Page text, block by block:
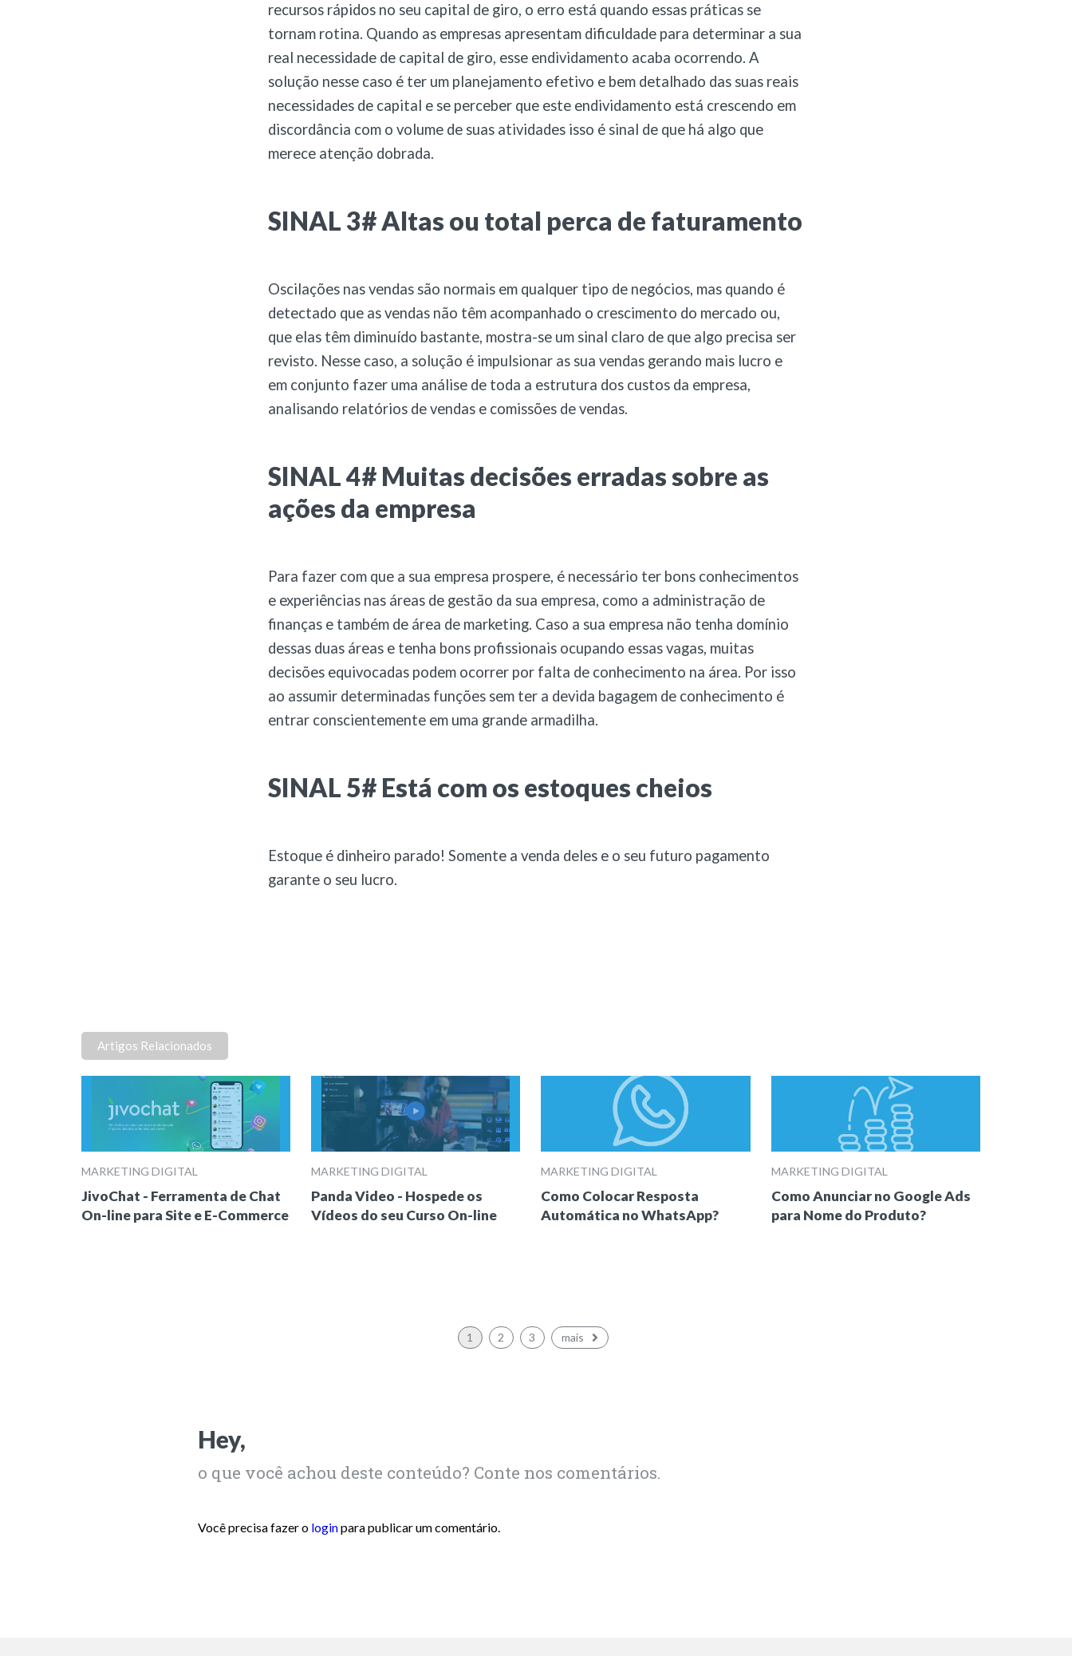
recursos rápidos no seu capital de giro, o erro está quando essas práticas se
tornam rotina. Quando as empresas apresentam dificuldade para determinar a sua
real necessidade de capital de giro, esse endividamento acaba ocorrendo. A
solução nesse caso é ter um planejamento efetivo e bem detalhado das suas reais
necessidades de capital e se perceber que este endividamento está crescendo em
discordância com o volume de suas atividades isso é sinal de que há algo que
merece atenção dobrada.
SINAL 3# Altas ou total perca de faturamento
Oscilações nas vendas são normais em qualquer tipo de negócios, mas quando é
detectado que as vendas não têm acompanhado o crescimento do mercado ou,
que elas têm diminuído bastante, mostra-se um sinal claro de que algo precisa ser
revisto. Nesse caso, a solução é impulsionar as sua vendas gerando mais lucro e
em conjunto fazer uma análise de toda a estrutura dos custos da empresa,
analisando relatórios de vendas e comissões de vendas.
SINAL 4# Muitas decisões erradas sobre as
ações da empresa
Para fazer com que a sua empresa prospere, é necessário ter bons conhecimentos
e experiências nas áreas de gestão da sua empresa, como a administração de
finanças e também de área de marketing. Caso a sua empresa não tenha domínio
dessas duas áreas e tenha bons profissionais ocupando essas vagas, muitas
decisões equivocadas podem ocorrer por falta de conhecimento na área. Por isso
ao assumir determinadas funções sem ter a devida bagagem de conhecimento é
entrar conscientemente em uma grande armadilha.
SINAL 5# Está com os estoques cheios
Estoque é dinheiro parado! Somente a venda deles e o seu futuro pagamento
garante o seu lucro.
Artigos Relacionados
MARKETING DIGITAL
JivoChat - Ferramenta de Chat
On-line para Site e E-Commerce
MARKETING DIGITAL
Panda Video - Hospede os
Vídeos do seu Curso On-line
MARKETING DIGITAL
Como Colocar Resposta
Automática no WhatsApp?
MARKETING DIGITAL
Como Anunciar no Google Ads
para Nome do Produto?
1 2 3 mais
Hey,
o que você achou deste conteúdo? Conte nos comentários.
Você precisa fazer o loginpara publicar um comentário.